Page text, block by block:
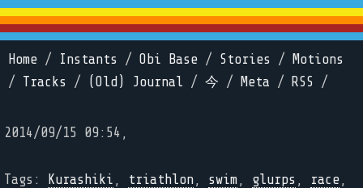
Home / Instants / Obi Base / Stories /
Motions
/ Tracks / (Old) Journal / 今 / Meta / RSS /
2014/09/15 09:54,
Tags: Kurashiki , triathlon, swim, glurps , race,